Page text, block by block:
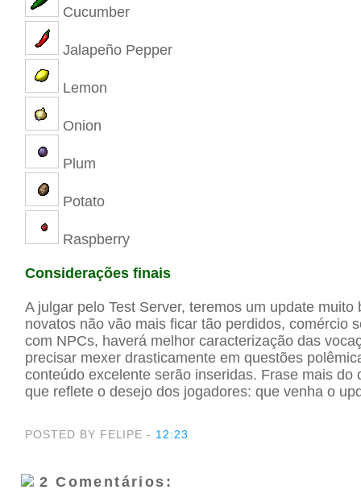
Cucumber
Jalapeño Pepper
Lemon
Onion
Plum
Potato
Raspberry
Considerações finais
A julgar pelo Test Server, teremos um update muito
novatos não vão mais ficar tão perdidos, comércio
com NPCs, haverá melhor caracterização das
precisar mexer drasticamente em questões
conteúdo excelente serão inseridas. Frase mais do
que reflete o desejo dos jogadores: que venha o
POSTED BY FELIPE- 12:23
2 Comentários: